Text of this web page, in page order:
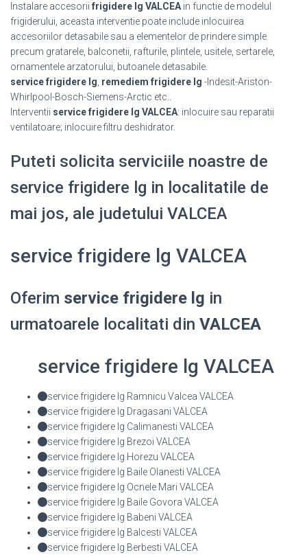
Instalare accesorii frigidere lg VALCEA in functie de modelul
frigiderului, aceasta interventie poate include inlocuirea
accesoriilor detasabile sau a elementelor de prindere simple
precum gratarele, balconetii, rafturile, plintele, usitele, sertarele,
ornamentele arzatorului, butoanele detasabile.
service frigidere lg remediem frigidere lg -Indesit-Ariston-
Whirlpool-Bosch-Siemens-Arctic etc..
Interventii service frigidere lg VALCEA: inlocuire sau reparatii
ventilatoare; inlocuire filtru deshidrator.
Puteti solicita serviciile noastre de
service frigidere lg in localitatile de
mai jos, ale judetului VALCEA
service frigidere lg VALCEA
Oferim service frigidere lg in
urmatoarele localitati din VALCEA
service frigidere lg VALCEA
service frigidere lg Ramnicu Valcea VALCEA
service frigidere lg Dragasani VALCEA
service frigidere lg Calimanesti VALCEA
service frigidere lg Brezoi VALCEA
service frigidere lg Horezu VALCEA
service frigidere lg Baile Olanesti VALCEA
service frigidere lg Ocnele Mari VALCEA
service frigidere lg Baile Govora VALCEA
service frigidere lg Babeni VALCEA
service frigidere lg Balcesti VALCEA
service frigidere lg Berbesti VALCEA